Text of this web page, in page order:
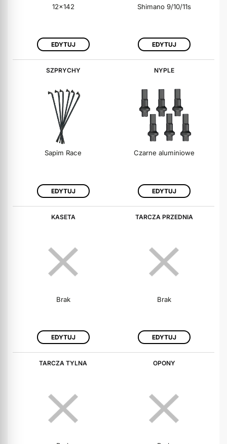
12x142
EDYTUJ
Shimano 9/10/11s
EDYTUJ
SZPRYCHY
Sapim Race
EDYTUJ
NYPLE
Czarne aluminiowe
EDYTUJ
KASETA
Brak
EDYTUJ
TARCZA PRZEDNIA
Brak
EDYTUJ
TARCZA TYLNA OPONY